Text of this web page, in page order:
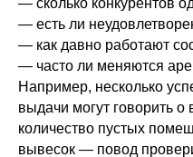
— сколько конкурентов
— есть ли
— как давно работают
— часто ли меняются
Например, несколько
выдачи могут говорить
количество пустых
вывесок — повод